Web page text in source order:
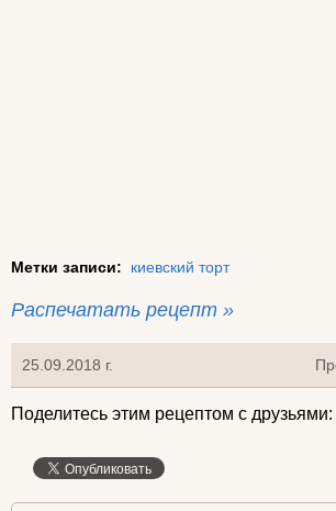
Метки записи: киевский торт
Распечатать рецепт »
25.09.2018 г.
Поделитесь этим рецептом с друзьями: